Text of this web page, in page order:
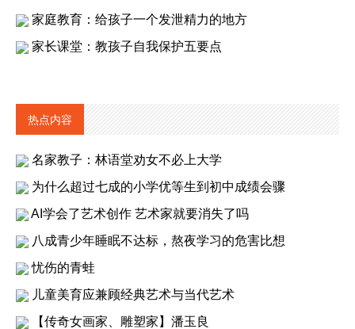
家庭教育：给孩子一个发泄精力的地方
家长课堂：教孩子自我保护五要点
热点内容
名家教子：林语堂劝女不必上大学
为什么超过七成的小学优等生到初中成绩会骤
AI学会了艺术创作 艺术家就要消失了吗
八成青少年睡眠不达标，熬夜学习的危害比想
忧伤的青蛙
儿童美育应兼顾经典艺术与当代艺术
【传奇女画家、雕塑家】潘玉良